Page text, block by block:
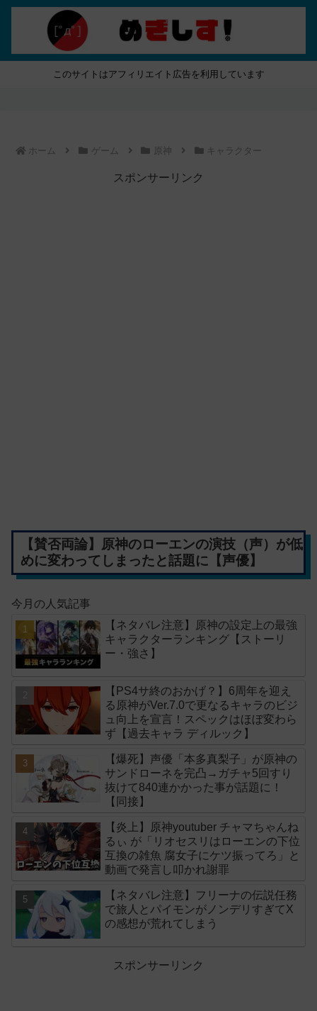
このサイトはアフィリエイト広告を利用しています
ホーム ゲーム 原神 キャラクター
スポンサーリンク
【賛否両論】原神のローエンの演技（声）が低
めに変わってしまったと話題に【声優】
今月の人気記事
【ネタバレ注意】原神の設定上の最強
キャラクターランキング【ストーリ
ー・強さ】
【PS4サ終のおかげ？】6周年を迎え
る原神がVer.7.0で更なるキャラのビジ
ュ向上を宣言！スペックはほぼ変わら
ず【過去キャラ ディルック】
【爆死】声優「本多真梨子」が原神の
サンドローネを完凸→ガチャ5回すり
抜けて840連かかった事が話題に！
【同接】
【炎上】原神youtuber チャマちゃんね
るぃ が「リオセスリはローエンの下位
互換の雑魚 腐女子にケツ振ってろ」と
動画で発言し叩かれ謝罪
【ネタバレ注意】フリーナの伝説任務
で旅人とパイモンがノンデリすぎてX
の感想が荒れてしまう
スポンサーリンク